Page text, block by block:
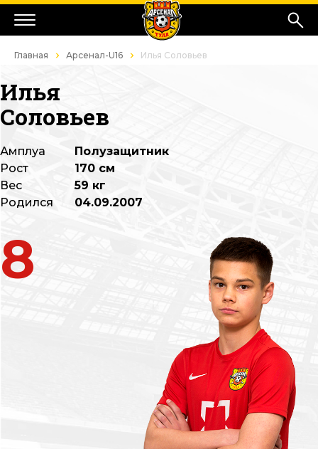
Главная Арсенал-U16 Илья Соловьев
Илья
Соловьев
8
Амплуа
Рост
Вес
Родился
Полузащитник
170 см
59 кг
04.09.2007